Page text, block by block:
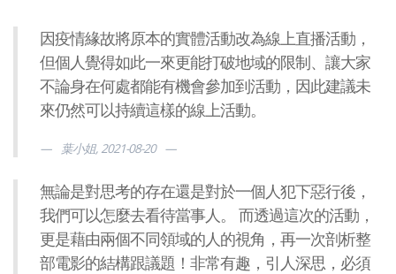
因疫情緣故將原本的實體活動改為線上直播活動，
但個人覺得如此一來更能打破地域的限制、讓大家
不論身在何處都能有機會參加到活動，因此建議未
來仍然可以持續這樣的線上活動。
葉小姐, 2021-08-20
無論是對思考的存在還是對於一個人犯下惡行後，
我們可以怎麼去看待當事人。 而透過這次的活動，
更是藉由兩個不同領域的人的視角，再一次剖析整
部電影的結構跟議題！非常有趣，引人深思，必須